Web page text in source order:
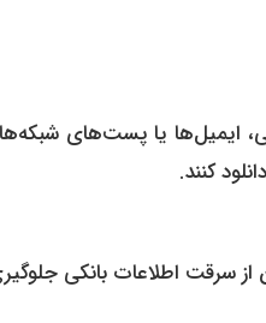
یا پست‌های
کنند.
از سرقت اطلاعات بانکی